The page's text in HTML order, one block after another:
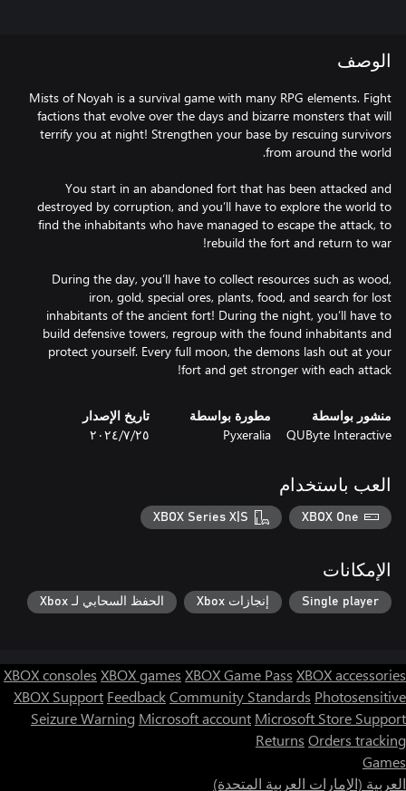
الوصف
Mists of Noyah is a survival game with many RPG elements. Fight
factions that evolve over the days and bizarre monsters that will
terrify you at night! Strengthen your base by rescuing survivors
You start in an abandoned fort that has been attacked and
destroyed by corruption, and you’ll have to explore the world to
find the inhabitants who have managed to escape the attack, to
During the day, you’ll have to collect resources such as wood,
iron, gold, special ores, plants, food, and search for lost
inhabitants of the ancient fort! During the night, you’ll have to
build defensive towers, regroup with the found inhabitants and
protect yourself. Every full moon, the demons lash out at your
fort and get stronger with each attack!
منشور بواسطة
QUByte Interactive
مطورة بواسطة
Pyxeralia
تاريخ الإصدار
٢٥‏/٧‏/٢٠٢٤
العب باستخدام
XBOX One
XBOX Series X|S
الإمكانات
Single player إنجازات Xbox الحفظ السحابي لـ Xbox
XBOX consoles XBOX games XBOX Game Pass XBOX accessories
XBOX Support FeedbackCommunity Standards Photosensitive
Seizure Warning Microsoft account Microsoft Store Support
Returns Orders tracking
Games
العربية (الإمارات العربية المتحدة)